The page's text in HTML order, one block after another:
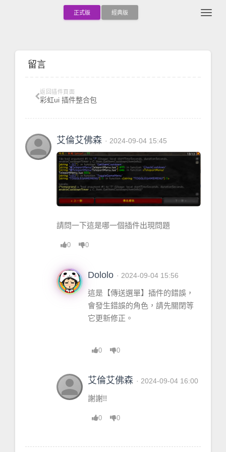
正式版 經典版
留言
返回插件頁面
彩虹ui 插件整合包
person 艾倫艾佛森 · 2024-09-04 15:45
請問一下這是哪一個插件出現問題
0 0
Dololo · 2024-09-04 15:56
這是【傳送選單】插件的錯誤，
會發生錯誤的角色，請先關閉等
它更新修正。
0 0
person 艾倫艾佛森 · 2024-09-04 16:00
謝謝!!
0 0